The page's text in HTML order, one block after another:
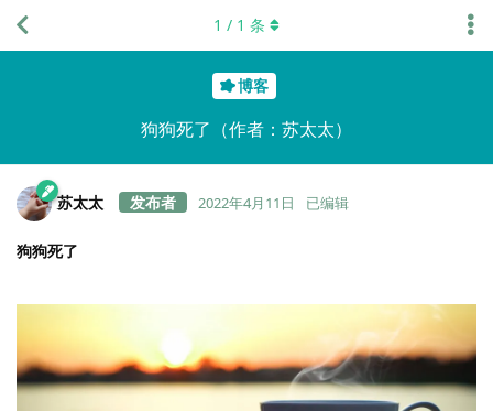
博客
狗狗死了（作者：苏太太）
1 / 1 条
苏太太 2022年4月11日 已编辑
狗狗死了